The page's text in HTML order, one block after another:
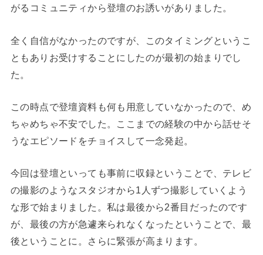
がるコミュニティから登壇のお誘いがありました。
全く自信がなかったのですが、このタイミングというこ
ともありお受けすることにしたのが最初の始まりでし
た。
この時点で登壇資料も何も用意していなかったので、め
ちゃめちゃ不安でした。ここまでの経験の中から話せそ
うなエピソードをチョイスして一念発起。
今回は登壇といっても事前に収録ということで、テレビ
の撮影のようなスタジオから1人ずつ撮影していくよう
な形で始まりました。私は最後から2番目だったのです
が、最後の方が急遽来られなくなったということで、最
後ということに。さらに緊張が高まります。